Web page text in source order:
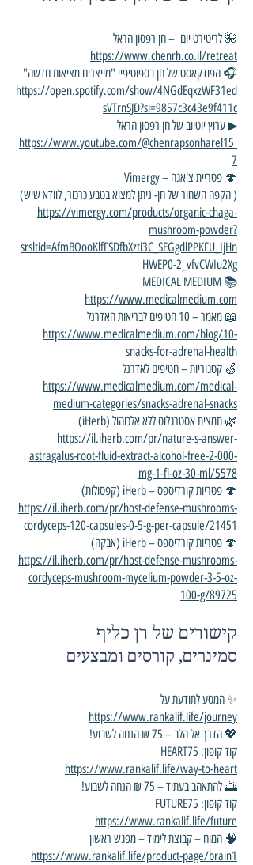
🌺 לריטירט יום – חן רפסון הראל
https://www.chenrh.co.il/retreat
🎧 הפודקאסט של חן בספוטיפיי "מייצרים מציאות חדשה"
https://open.spotify.com/show/4NGdEqxzWF31ed
sVTrnSJD?si=9857c3c43e9f411c
▶ ערוץ יוטיוב של חן רפסון הראל
https://www.youtube.com/@chenrapsonharel15
7
🍄 פטריית צ'אגה – Vimergy
( הקפה השחור של חן- ניתן למצוא בטבע כרכור, לוודא שיש)
https://vimergy.com/products/organic-chaga-
mushroom-powder?
srsltid=AfmBOooKlfFSDfbXzti3C_SEGgdlPPKFU_IjHn
HWEP0-2_vfvCWIu2Xg
📚 MEDICAL MEDIUM
https://www.medicalmedium.com
📖 מאמר – 10 חטיפים לבריאות האדרנל
https://www.medicalmedium.com/blog/10-
snacks-for-adrenal-health
🍏 קטגוריות – חטיפים לאדרנל
https://www.medicalmedium.com/medical-
medium-categories/snacks-adrenal-snacks
🌿 תמצית אסטרגלוס ללא אלכוהול (iHerb)
https://il.iherb.com/pr/nature-s-answer-
astragalus-root-fluid-extract-alcohol-free-2-000-
mg-1-fl-oz-30-ml/5578
🍄 פטריות קורדיספס – iHerb (קפסולות)
https://il.iherb.com/pr/host-defense-mushrooms-
cordyceps-120-capsules-0-5-g-per-capsule/21451
🍄 פטריות קורדיספס – iHerb (אבקה)
https://il.iherb.com/pr/host-defense-mushrooms-
cordyceps-mushroom-mycelium-powder-3-5-oz-
100-g/89725
קישורים של רן כליף
סמינרים, קורסים ומבצעים
✨ המסע לתודעת על
https://www.rankalif.life/journey
💖 הדרך אל הלב – 75 ₪ הנחה לשבוע!
קוד קופון: HEART75
https://www.rankalif.life/way-to-heart
🌅 להתאהב בעתיד – 75 ₪ הנחה לשבוע!
קוד קופון: FUTURE75
https://www.rankalif.life/future
🧠 המוח – קבוצת לימוד – מפגש ראשון
https://www.rankalif.life/product-page/brain1